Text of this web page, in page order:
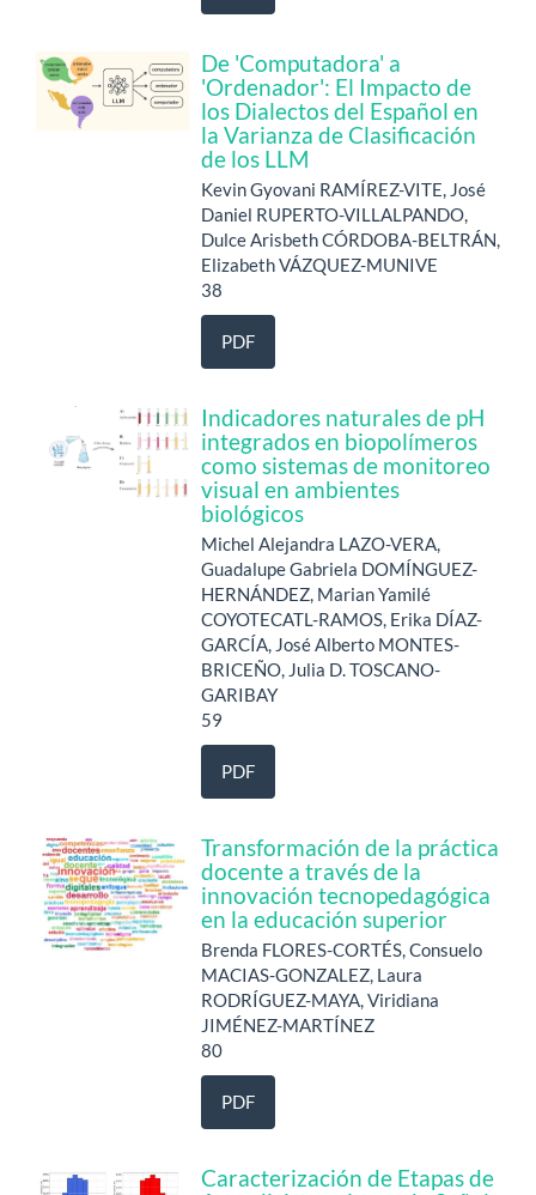
De 'Computadora' a
'Ordenador': El Impacto de
los Dialectos del Español en
la Varianza de Clasificación
de los LLM
Kevin Gyovani RAMÍREZ-VITE, José
Daniel RUPERTO-VILLALPANDO,
Dulce Arisbeth CÓRDOBA-BELTRÁN,
Elizabeth VÁZQUEZ-MUNIVE
38
PDF
Indicadores naturales de pH
integrados en biopolímeros
como sistemas de monitoreo
visual en ambientes
biológicos
Michel Alejandra LAZO-VERA,
Guadalupe Gabriela DOMÍNGUEZ-
HERNÁNDEZ, Marian Yamilé
COYOTECATL-RAMOS, Erika DÍAZ-
GARCÍA, José Alberto MONTES-
BRICEÑO, Julia D. TOSCANO-
GARIBAY
59
PDF
Transformación de la práctica
docente a través de la
innovación tecnopedagógica
en la educación superior
Brenda FLORES-CORTÉS, Consuelo
MACIAS-GONZALEZ, Laura
RODRÍGUEZ-MAYA, Viridiana
JIMÉNEZ-MARTÍNEZ
80
PDF
Caracterización de Etapas de